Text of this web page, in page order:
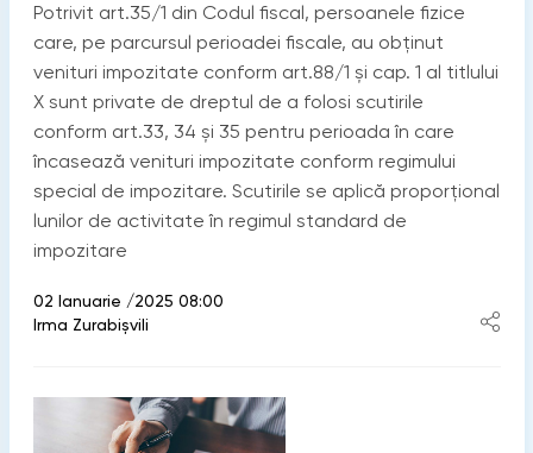
Potrivit art.35/1 din Codul fiscal, persoanele fizice
care, pe parcursul perioadei fiscale, au obţinut
venituri impozitate conform art.88/1 şi cap. 1 al titlului
X sunt private de dreptul de a folosi scutirile
conform art.33, 34 şi 35 pentru perioada în care
încasează venituri impozitate conform regimului
special de impozitare. Scutirile se aplică proporţional
lunilor de activitate în regimul standard de
impozitare
02 Ianuarie /2025 08:00
Irma Zurabișvili